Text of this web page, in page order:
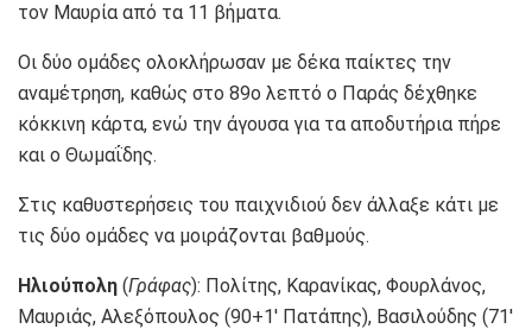
τον Μαυρία από τα 11 βήματα.
Οι δύο ομάδες ολοκλήρωσαν με δέκα παίκτες την
αναμέτρηση, καθώς στο 89ο λεπτό ο Παράς δέχθηκε
κόκκινη κάρτα, ενώ την άγουσα για τα αποδυτήρια πήρε
και ο Θωμαΐδης.
Στις καθυστερήσεις του παιχνιδιού δεν άλλαξε κάτι με
τις δύο ομάδες να μοιράζονται βαθμούς.
Ηλιούπολη (Γράφας): Πολίτης, Καρανίκας, Φουρλάνος,
Μαυριάς, Αλεξόπουλος (90+1′ Πατάπης), Βασιλούδης (71′